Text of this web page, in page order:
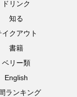
ドリンク
知る
イクアウト
書籍
ベリー類
English
ランキング